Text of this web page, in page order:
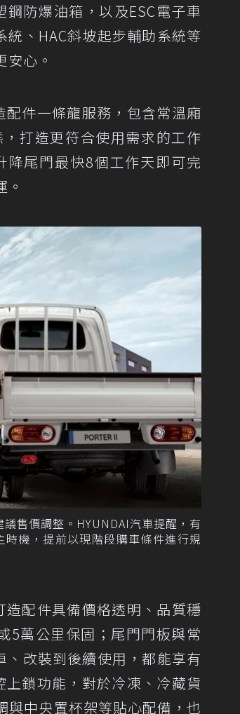
鋼防爆油箱，以及ESC電子車
、HAC斜坡起步輔助系統等
心。
配件一條龍服務，包含常溫廂
打造更符合使用需求的工作
尾門最快8個工作天即可完
售價調整。HYUNDAI汽車提醒，有
機，提前以現階段購車條件進行規
造配件具備價格透明、品質穩
5萬公里保固；尾門門板與常
改裝到後續使用，都能享有
上鎖功能，對於冷凍、冷藏貨
與中央置杯架等貼心配備，也